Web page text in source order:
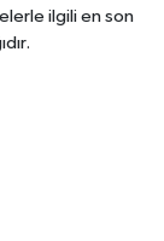
ilgili en son